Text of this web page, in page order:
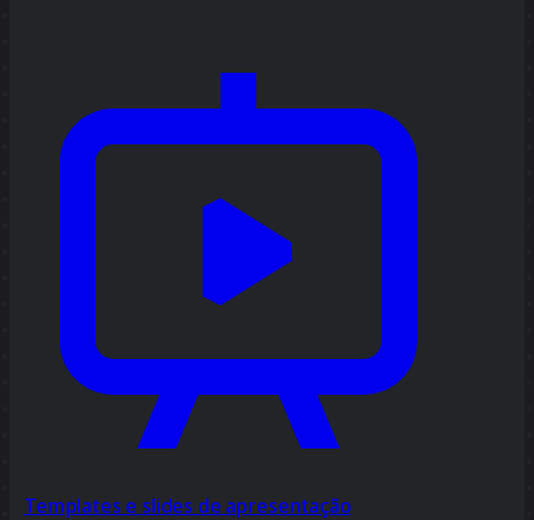
Templates e slides de apresentação